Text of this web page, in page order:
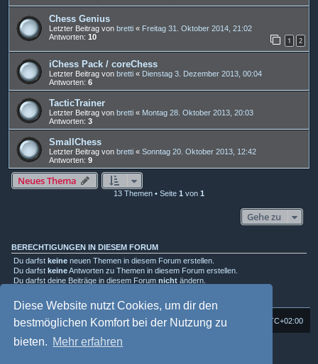
Diese Website nutzt Cookies, um dir den
bestmöglichen Komfort bei der Nutzung zu
bieten. Mehr erfahren
Chess Genius
Letzter Beitrag von bretti « Freitag 31. Oktober 2014, 21:02
Antworten: 10 1 2
iChess Pack / coreChess
Letzter Beitrag von bretti « Dienstag 3. Dezember 2013, 00:04
Antworten: 6
TacticTrainer
Letzter Beitrag von bretti « Montag 28. Oktober 2013, 20:03
Antworten: 3
SmallChess
Letzter Beitrag von bretti « Sonntag 20. Oktober 2013, 12:42
Antworten: 9
Neues Thema
13 Themen • Seite 1 von 1
Gehe zu
BERECHTIGUNGEN IN DIESEM FORUM
Du darfst keine neuen Themen in diesem Forum erstellen.
Du darfst keineAntworten zu Themen in diesem Forum erstellen.
Du darfst deine Beiträge in diesem Forum nicht ändern.
Du darfst keine Dateianhänge in diesem Forum erstellen.
Foren-Übersicht Alle Zeiten sind UTC+02:00
Alle Cookies löschen
Powered byphpBB